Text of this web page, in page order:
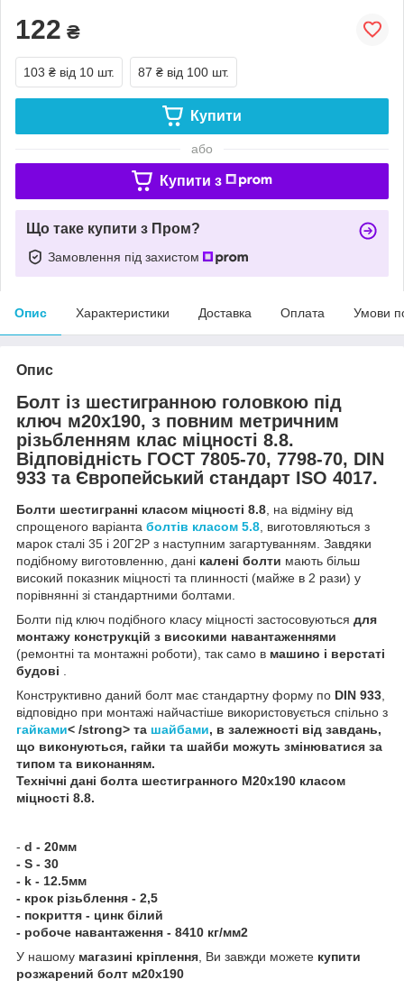
122 ₴
103 ₴ від 10 шт. 87 ₴ від 100 шт.
Купити
або
Купити з
Що таке купити з Пром?
Замовлення під захистом
Опис Характеристики Доставка Оплата Умови
Опис
Болт із шестигранною головкою під
ключ м20х190, з повним метричним
різьбленням клас міцності 8.8.
Відповідність ГОСТ 7805-70, 7798-70, DIN
933 та Європейський стандарт ISO 4017.
Болти шестигранні класом міцності 8.8, на відміну від
спрощеного варіанта болтів класом 5.8, виготовляються з
марок сталі 35 і 20Г2Р з наступним загартуванням. Завдяки
подібному виготовленню, дані калені болти мають більш
високий показник міцності та плинності (майже в 2 рази) у
порівнянні зі стандартними болтами.
Болти під ключ подібного класу міцності застосовуються для
монтажу конструкцій з високими навантаженнями
(ремонтні та монтажні роботи), так само в машино і верстаті
будові .
Конструктивно даний болт має стандартну форму по DIN 933,
відповідно при монтажі найчастіше використовується спільно з
гайками< /strong> та шайбами, в залежності від завдань,
що виконуються, гайки та шайби можуть змінюватися за
типом та виконанням.
Технічні дані болта шестигранного М20х190 класом
міцності 8.8.
- d - 20мм
- S - 30
- k - 12.5мм
- крок різьблення - 2,5
- покриття - цинк білий
- робоче навантаження - 8410 кг/мм2
У нашому магазині кріплення, Ви завжди можете купити
розжарений болт м20х190